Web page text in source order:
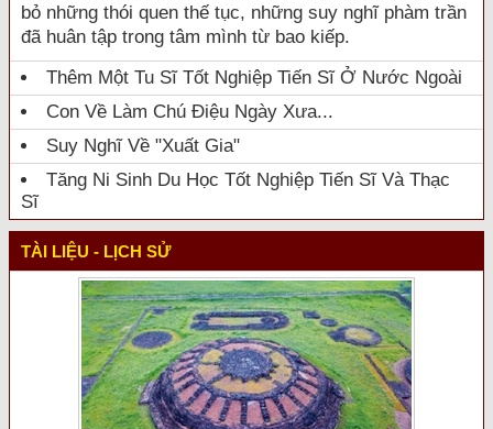
bỏ những thói quen thế tục, những suy nghĩ phàm trần
đã huân tập trong tâm mình từ bao kiếp.
Thêm Một Tu Sĩ Tốt Nghiệp Tiến Sĩ Ở Nước Ngoài
Con Về Làm Chú Điệu Ngày Xưa...
Suy Nghĩ Về "xuất Gia"
Tăng Ni Sinh Du Học Tốt Nghiệp Tiến Sĩ Và Thạc
Sĩ
TÀI LIỆU - LỊCH SỬ